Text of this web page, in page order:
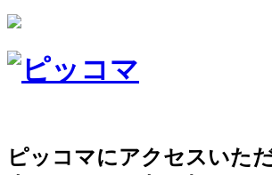
ピッコマにアクセスいた